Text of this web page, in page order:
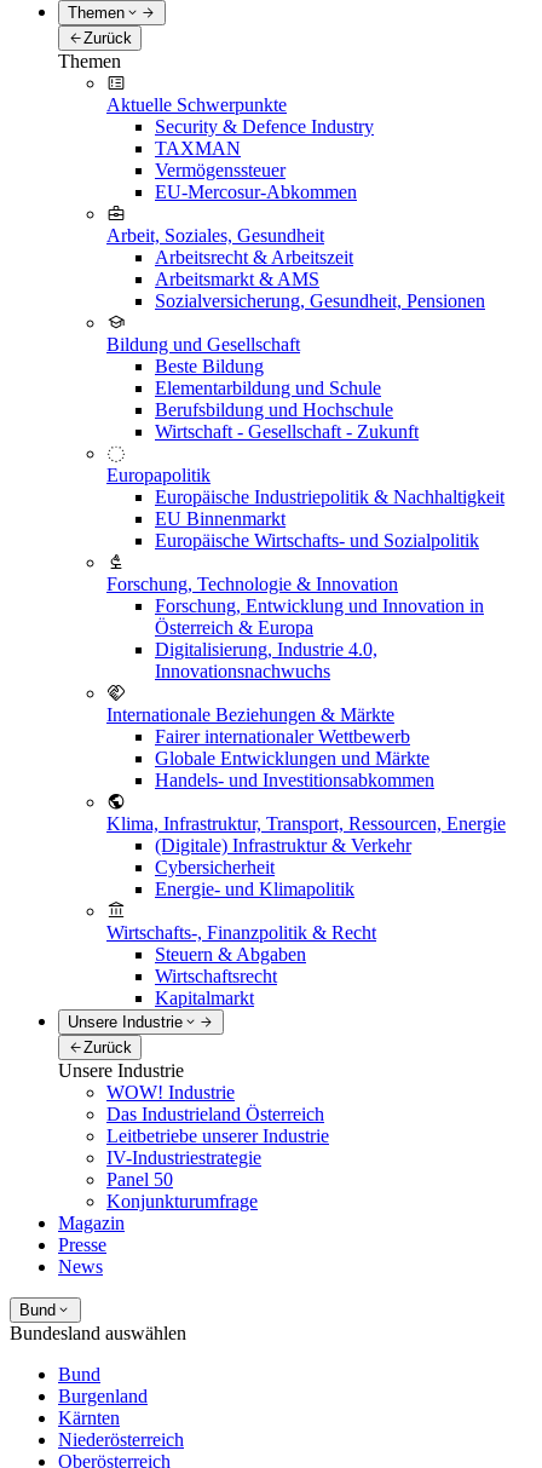
Themen
Zurück
Themen
Aktuelle Schwerpunkte
Security & Defence Industry
TAXMAN
Vermögenssteuer
EU-Mercosur-Abkommen
Arbeit, Soziales, Gesundheit
Arbeitsrecht & Arbeitszeit
Arbeitsmarkt & AMS
Sozialversicherung, Gesundheit, Pensionen
Bildung und Gesellschaft
Beste Bildung
Elementarbildung und Schule
Berufsbildung und Hochschule
Wirtschaft - Gesellschaft - Zukunft
Europapolitik
Europäische Industriepolitik & Nachhaltigkeit
EU Binnenmarkt
Europäische Wirtschafts- und Sozialpolitik
Forschung, Technologie & Innovation
Forschung, Entwicklung und Innovation in
Österreich & Europa
Digitalisierung, Industrie 4.0,
Innovationsnachwuchs
Internationale Beziehungen & Märkte
Fairer internationaler Wettbewerb
Globale Entwicklungen und Märkte
Handels- und Investitionsabkommen
Klima, Infrastruktur, Transport, Ressourcen, Energie
(Digitale) Infrastruktur & Verkehr
Cybersicherheit
Energie- und Klimapolitik
Wirtschafts-, Finanzpolitik & Recht
Steuern & Abgaben
Wirtschaftsrecht
Kapitalmarkt
Unsere Industrie
Zurück
Unsere Industrie
WOW! Industrie
Das Industrieland Österreich
Leitbetriebe unserer Industrie
IV-Industriestrategie
Panel 50
Konjunkturumfrage
Magazin
Presse
News
Bund
Bundesland auswählen
Bund
Burgenland
Kärnten
Niederösterreich
Oberösterreich